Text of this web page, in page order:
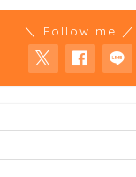
＼ Follow me ／